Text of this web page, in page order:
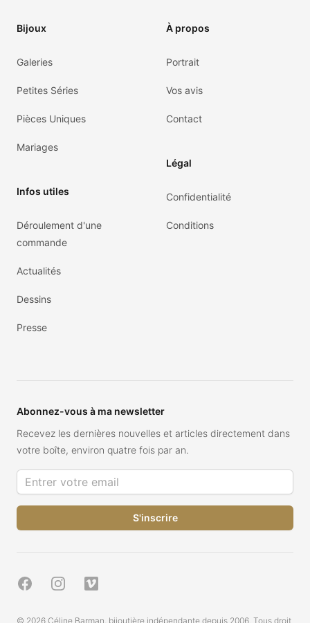
Bijoux
Galeries
Petites Séries
Pièces Uniques
Mariages
Infos utiles
Déroulement d'une
commande
Actualités
Dessins
Presse
À propos
Portrait
Vos avis
Contact
Légal
Confidentialité
Conditions
Abonnez-vous à ma newsletter
Recevez les dernières nouvelles et articles directement dans
votre boîte, environ quatre fois par an.
Adresse de courriel
FacebookInstagramVimeo
© 2026 Céline Barman, bijoutière indépendante depuis 2006. Tous droit